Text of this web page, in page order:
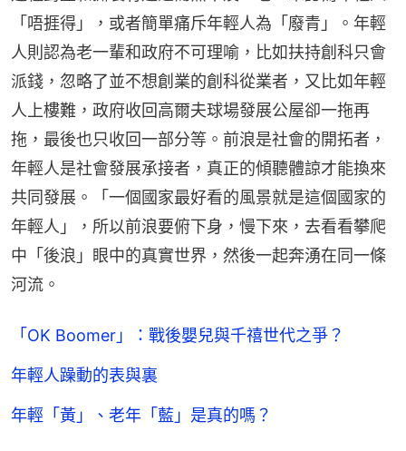
「唔捱得」，或者簡單痛斥年輕人為「廢青」。年輕
人則認為老一輩和政府不可理喻，比如扶持創科只會
派錢，忽略了並不想創業的創科從業者，又比如年輕
人上樓難，政府收回高爾夫球場發展公屋卻一拖再
拖，最後也只收回一部分等。前浪是社會的開拓者，
年輕人是社會發展承接者，真正的傾聽體諒才能換來
共同發展。「一個國家最好看的風景就是這個國家的
年輕人」，所以前浪要俯下身，慢下來，去看看攀爬
中「後浪」眼中的真實世界，然後一起奔湧在同一條
河流。
「OK Boomer」：戰後嬰兒與千禧世代之爭？
年輕人躁動的表與裏
年輕「黃」、老年「藍」是真的嗎？